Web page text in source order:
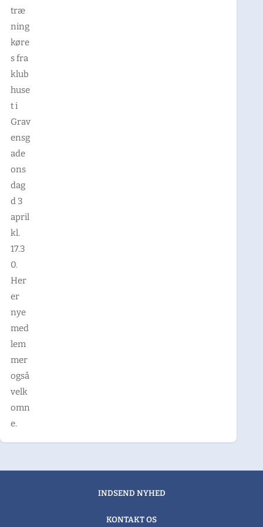
træ
ning
køre
s fra
klub
huse
t i
Grav
ensg
ade
ons
dag
d 3
april
kl.
17.3
0.
Her
er
nye
med
lem
mer
også
velk
omn
e.
INDSEND NYHED
KONTAKT OS